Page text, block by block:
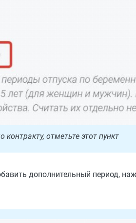
отметьте этот пункт
дополнительный период,